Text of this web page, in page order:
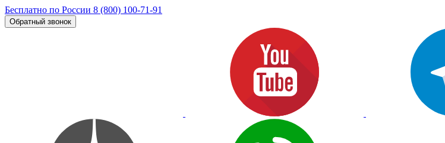
Бесплатно по России 8 (800) 100-71-91
Обратный звонок